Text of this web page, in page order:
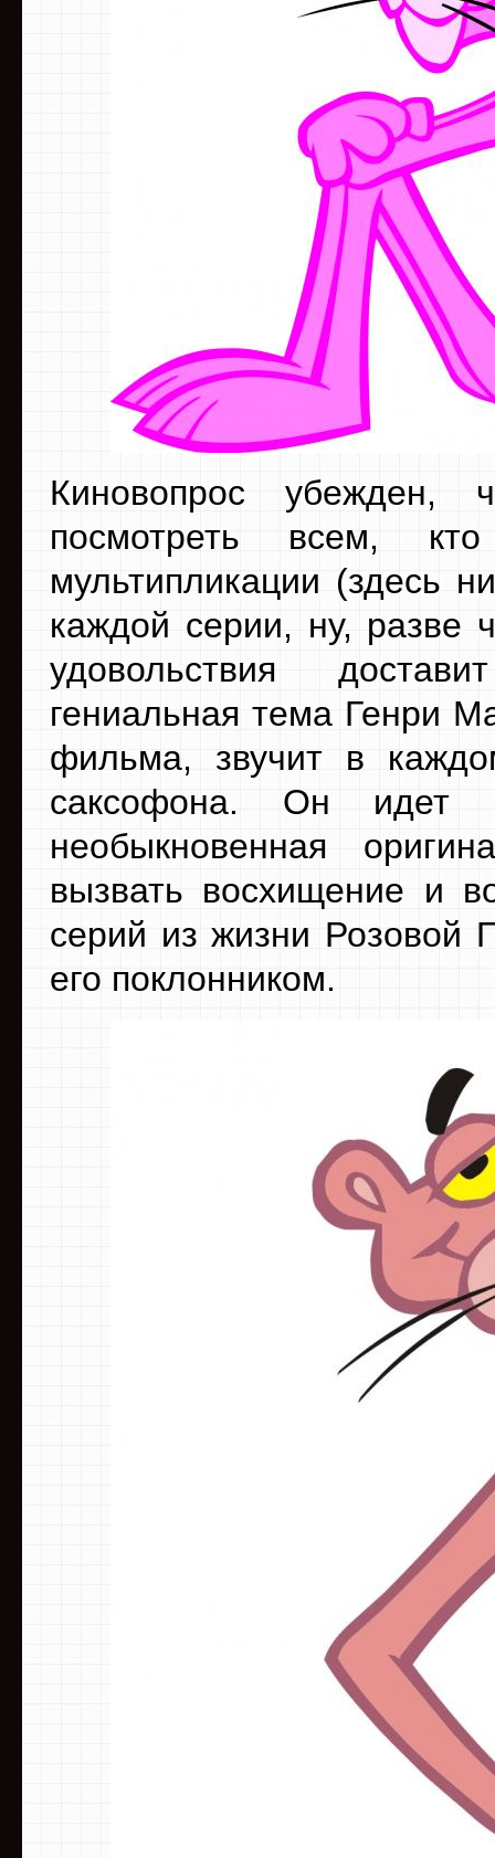
Киновопрос убежден,
посмотреть всем,
мультипликации (здесь
каждой серии, ну, разве
удовольствия
гениальная тема Генри
фильма, звучит в
саксофона. Он идет
необыкновенная
вызвать восхищение и
серий из жизни Розовой
его поклонником.